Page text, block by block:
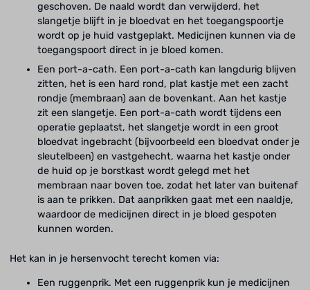
geschoven. De naald wordt dan verwijderd, het
slangetje blijft in je bloedvat en het toegangspoortje
wordt op je huid vastgeplakt. Medicijnen kunnen via de
toegangspoort direct in je bloed komen.
Een port-a-cath. Een port-a-cath kan langdurig blijven
zitten, het is een hard rond, plat kastje met een zacht
rondje (membraan) aan de bovenkant. Aan het kastje
zit een slangetje. Een port-a-cath wordt tijdens een
operatie geplaatst, het slangetje wordt in een groot
bloedvat ingebracht (bijvoorbeeld een bloedvat onder je
sleutelbeen) en vastgehecht, waarna het kastje onder
de huid op je borstkast wordt gelegd met het
membraan naar boven toe, zodat het later van buitenaf
is aan te prikken. Dat aanprikken gaat met een naaldje,
waardoor de medicijnen direct in je bloed gespoten
kunnen worden.
Het kan in je hersenvocht terecht komen via:
Een ruggenprik. Met een ruggenprik kun je medicijnen